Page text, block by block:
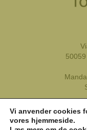
Vi anvender cookies
vores hjemmeside.